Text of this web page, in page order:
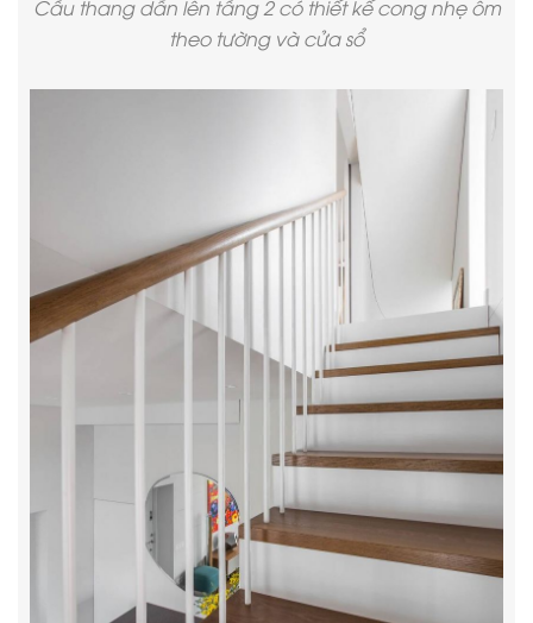
Cầu thang dẫn lên tầng 2 có thiết kế cong nhẹ ôm
theo tường và cửa sổ